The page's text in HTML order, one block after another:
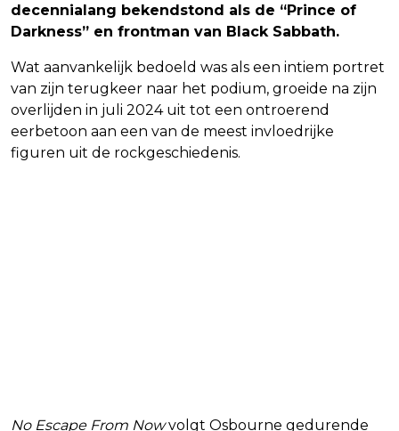
decennialang bekendstond als de “Prince of
Darkness” en frontman van Black Sabbath.
Wat aanvankelijk bedoeld was als een intiem portret
van zijn terugkeer naar het podium, groeide na zijn
overlijden in juli 2024 uit tot een ontroerend
eerbetoon aan een van de meest invloedrijke
figuren uit de rockgeschiedenis.
No Escape From Nowvolgt Osbourne gedurende